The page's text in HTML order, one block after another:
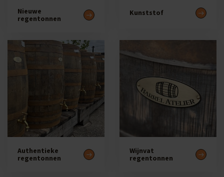
Nieuwe
regentonnen
Kunststof
Authentieke
regentonnen
Wijnvat
regentonnen